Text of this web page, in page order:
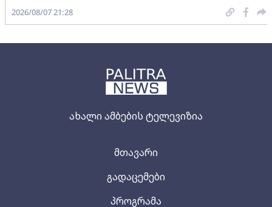
ახალი ამბების ტელევიზია
მთავარი
გადაცემები
პროგრამა
2026/08/07 21:28